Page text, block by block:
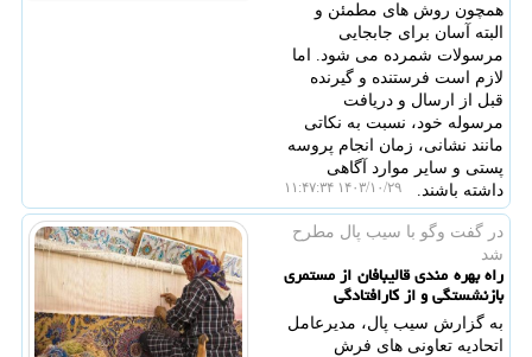
همچون روش های مطمئن و
البته آسان برای جابجایی
مرسولات شمرده می شود. اما
لازم است فرستنده و گیرنده
قبل از ارسال و دریافت
مرسوله خود، نسبت به نکاتی
مانند نشانی، زمان انجام پروسه
پستی و سایر موارد آگاهی
داشته باشند.
۱۴۰۳/۱۰/۲۹ ۱۱:۴۷:۳۴
در گفت وگو با سیب پال مطرح
شد
راه بهره مندی قالیبافان از مستمری
بازنشستگی و از کارافتادگی
به گزارش سیب پال، مدیرعامل
اتحادیه تعاونی های فرش